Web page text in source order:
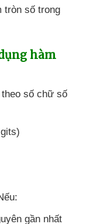
tròn số trong
hàm
số chữ số
gần nhất